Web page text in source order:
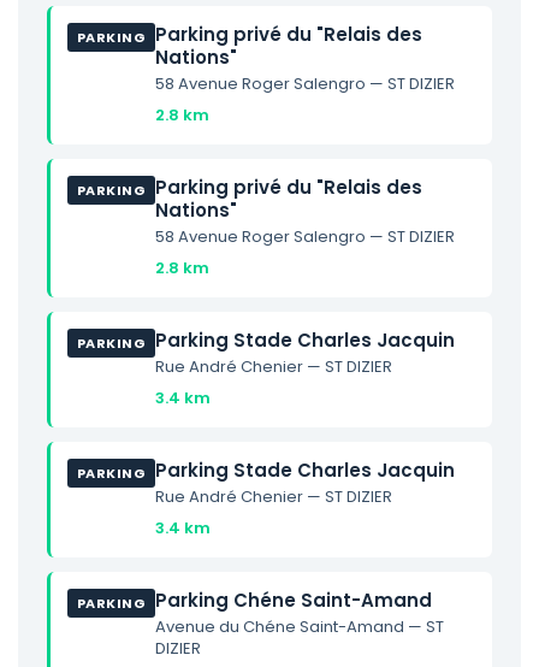
PARKING
Parking privé du "Relais des
Nations"
58 Avenue Roger Salengro — ST DIZIER
2.8 km
PARKING
Parking privé du "Relais des
Nations"
58 Avenue Roger Salengro — ST DIZIER
2.8 km
PARKING Parking Stade Charles Jacquin
Rue André Chenier — ST DIZIER
3.4 km
PARKING Parking Stade Charles Jacquin
Rue André Chenier — ST DIZIER
3.4 km
PARKING Parking Chéne Saint-Amand
Avenue du Chéne Saint-Amand — ST
DIZIER